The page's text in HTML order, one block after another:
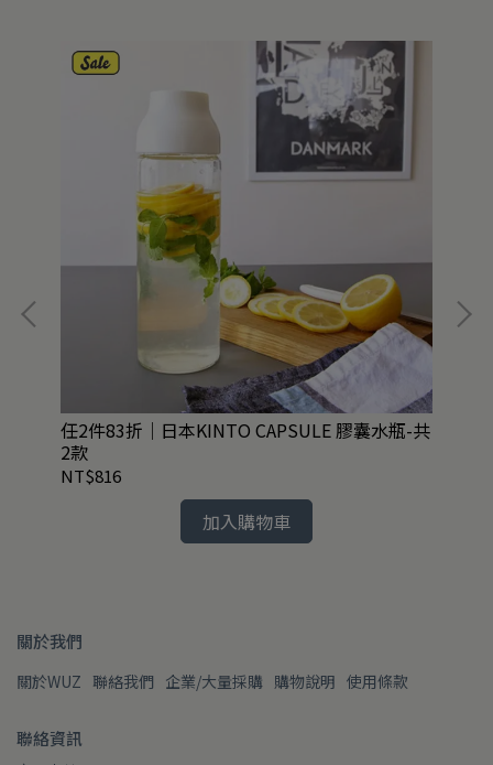
任2件83折｜日本KINTO CAPSULE 膠囊水瓶-共
2款
NT$816
加入購物車
關於我們
關於WUZ 聯絡我們 企業/大量採購 購物說明 使用條款
聯絡資訊